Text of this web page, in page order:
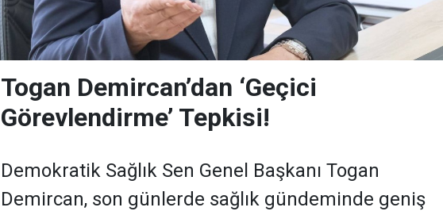
Togan Demircan’dan ‘Geçici
Görevlendirme’ Tepkisi!
Demokratik Sağlık Sen Genel Başkanı Togan
Demircan, son günlerde sağlık gündeminde geniş